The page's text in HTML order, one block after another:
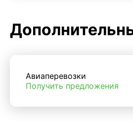
Авиаперевозки
Получить предложения